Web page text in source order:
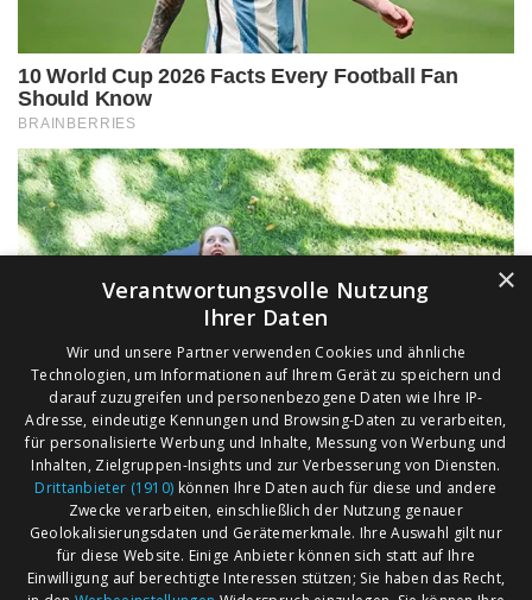
AGB Märkte nach Bundesländern
×
Verantwortungsvolle Nutzung
Ihrer Daten
Wir und unsere Partner verwenden Cookies und ähnliche
Technologien, um Informationen auf Ihrem Gerät zu speichern und
darauf zuzugreifen und personenbezogene Daten wie Ihre IP-
Adresse, eindeutige Kennungen und Browsing-Daten zu verarbeiten,
für personalisierte Werbung und Inhalte, Messung von Werbung und
Inhalten, Zielgruppen-Insights und zur Verbesserung von Diensten.
Drittanbieter (1910) können Ihre Daten auch für diese und andere
Zwecke verarbeiten, einschließlich der Nutzung genauer
Geolokalisierungsdaten und Gerätemerkmale. Ihre Auswahl gilt nur
für diese Website. Einige Anbieter können sich statt auf Ihre
Einwilligung auf berechtigte Interessen stützen; Sie haben das Recht,